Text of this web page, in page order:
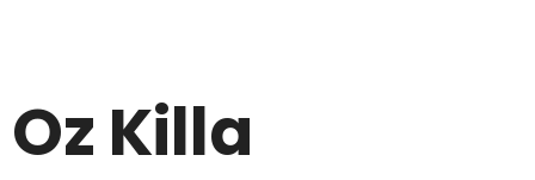
Oz Killa